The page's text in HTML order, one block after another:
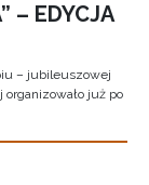
– EDYCJA
– jubileuszowej
już po